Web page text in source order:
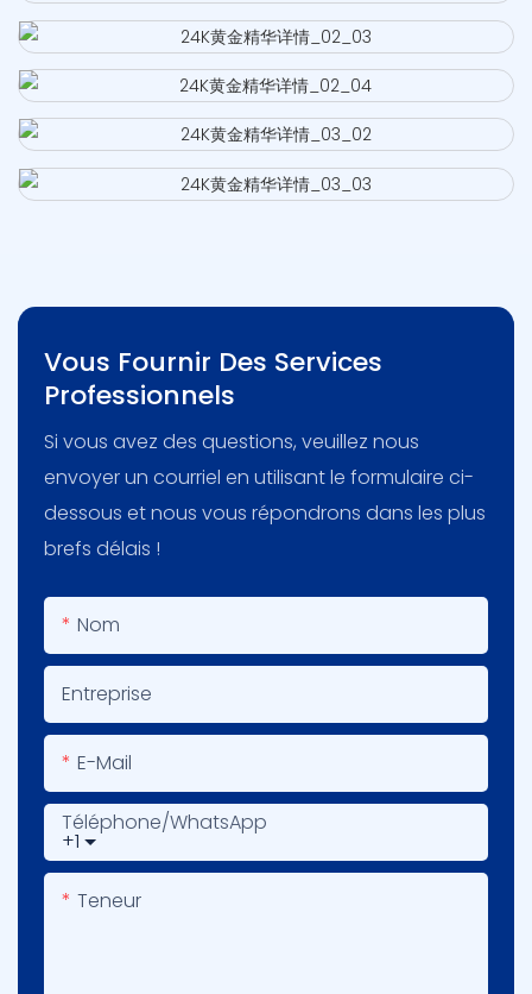
Vous Fournir Des Services
Professionnels
Si vous avez des questions, veuillez nous
envoyer un courriel en utilisant le formulaire ci-
dessous et nous vous répondrons dans les plus
brefs délais !
Nom
Entreprise
E-Mail
+1
Téléphone/WhatsApp
Teneur